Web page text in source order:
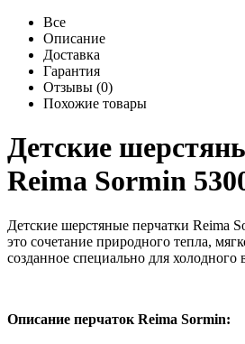
Все
Описание
Доставка
Гарантия
Отзывы (0)
Похожие товары
Детские
Reima Sormin
Детские шерстяные перчатки Reima
это сочетание природного тепла,
созданное специально для холодного
Описание перчаток Reima Sormin: